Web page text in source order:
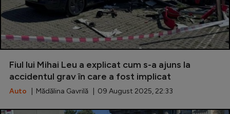
Fiul lui Mihai Leu a explicat cum s-a ajuns la
accidentul grav în care a fost implicat
Auto | Mădălina Gavrilă | 09 August 2025, 22:33